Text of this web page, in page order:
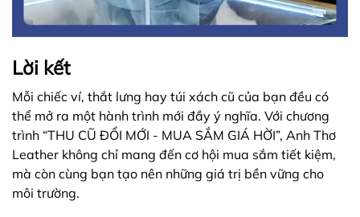
Lời kết
Mỗi chiếc ví, thắt lưng hay túi xách cũ của bạn đều có
thể mở ra một hành trình mới đầy ý nghĩa. Với chương
trình “THU CŨ ĐỔI MỚI - MUA SẮM GIÁ HỜI”, Anh Thơ
Leather không chỉ mang đến cơ hội mua sắm tiết kiệm,
mà còn cùng bạn tạo nên những giá trị bền vững cho
môi trường.